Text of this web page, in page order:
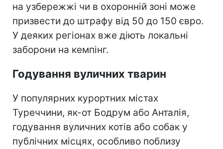
на узбережжі чи в охоронній зоні може
призвести до штрафу від 50 до 150 євро.
У деяких регіонах вже діють локальні
заборони на кемпінг.
Годування вуличних тварин
У популярних курортних містах
Туреччини, як-от Бодрум або Анталія,
годування вуличних котів або собак у
публічних місцях, особливо поблизу